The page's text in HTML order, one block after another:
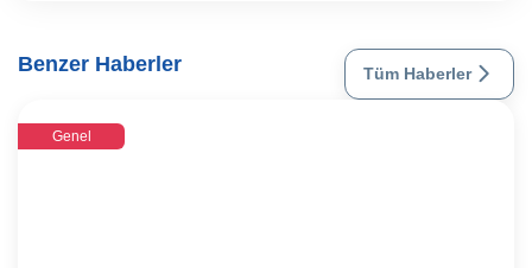
Benzer Haberler Tüm Haberler
Genel